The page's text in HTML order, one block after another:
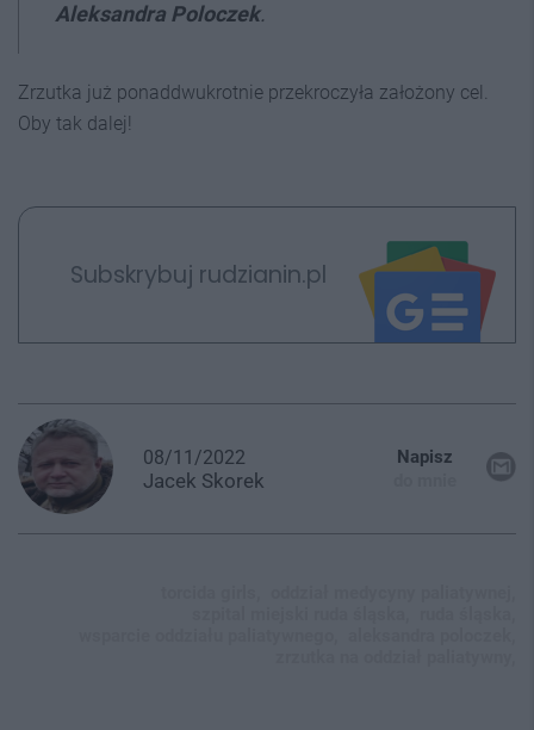
Aleksandra Poloczek.
Zrzutka już ponaddwukrotnie przekroczyła założony cel.
Oby tak dalej!
Subskrybuj rudzianin.pl
08/11/2022
Jacek Skorek
Napisz